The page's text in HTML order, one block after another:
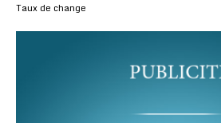
Taux de change